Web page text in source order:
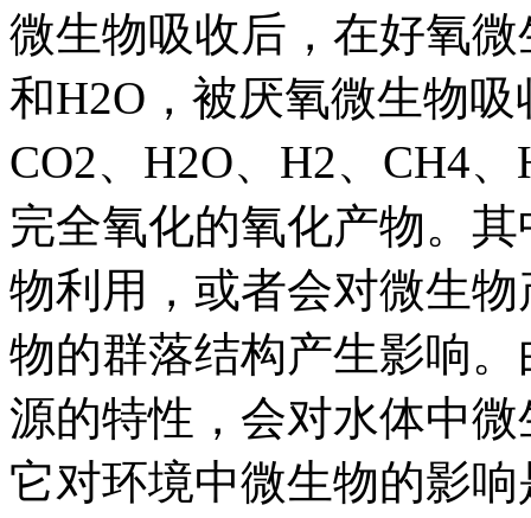
微生物吸收后，在好氧
和H2O，被厌氧微生物
CO2、H2O、H2、CH4
完全氧化的氧化产物。
物利用，或者会对微生
物的群落结构产生影响
源的特性，会对水体中
它对环境中微生物的影